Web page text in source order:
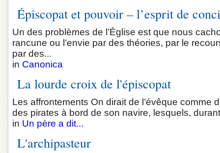
Épiscopat et pouvoir – l’esprit de
Un des problèmes de l’Église est que nous
rancune ou l’envie par des théories, par le
par des...
in Canonica
La lourde croix de l'épiscopat
Les affrontements On dirait de l’évêque comme
des pirates à bord de son navire, lesquels,
in Un père a dit...
L'archipasteur